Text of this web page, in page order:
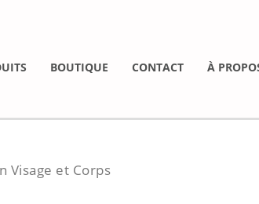
BOUTIQUE CONTACT À
Visage et Corps